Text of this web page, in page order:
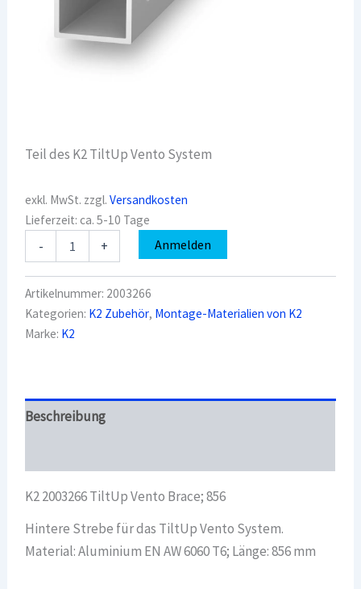
Teil des K2 TiltUp Vento System
exkl. MwSt. zzgl.Versandkosten
Lieferzeit:ca. 5-10 Tage
-
2003266
Vento
Brace;
856
Menge
+ Anmelden
Artikelnummer: 2003266
Kategorien: K2 Zubehör, Montage-Materialien von K2
Marke: K2
Beschreibung
K2 2003266 TiltUp Vento Brace; 856
Hintere Strebe für das TiltUp Vento System.
Material: Aluminium EN AW 6060 T6; Länge: 856 mm